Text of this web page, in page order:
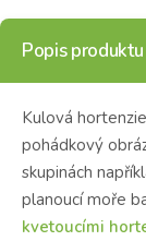
Popis produktu
Kulová hortenzie
pohádkový
skupinách
planoucí moře
kvetoucími